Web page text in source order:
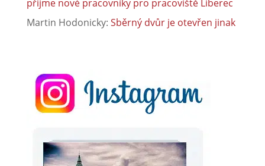
přijme nové pracovníky pro pracoviště Liberec
Martin Hodonicky: Sběrný dvůr je otevřen jinak